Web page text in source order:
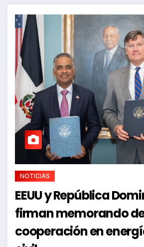
NOTICIAS
EEUU y República
firman memorando
cooperación en